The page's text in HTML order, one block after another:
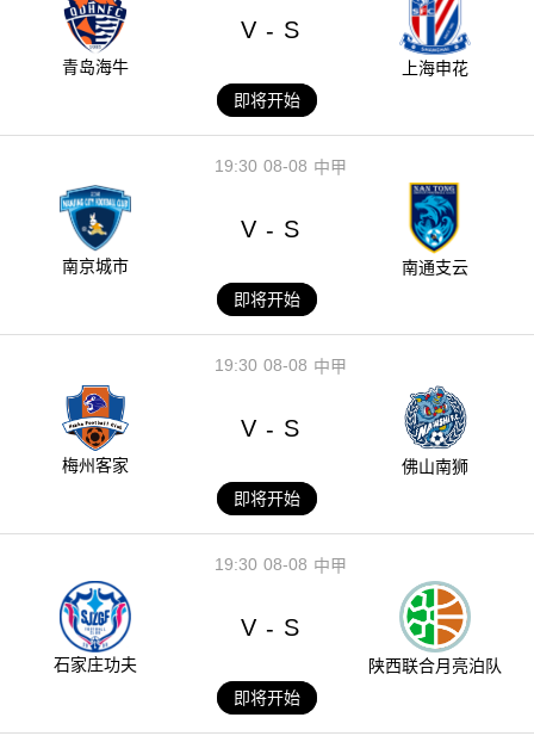
青岛海牛
V - S
上海申花
即将开始
08-08
19:30 中甲
南京城市
V - S
南通支云
即将开始
08-08
19:30 中甲
梅州客家
V - S
佛山南狮
即将开始
08-08
19:30 中甲
石家庄功夫
V - S
陕西联合月亮泊队
即将开始